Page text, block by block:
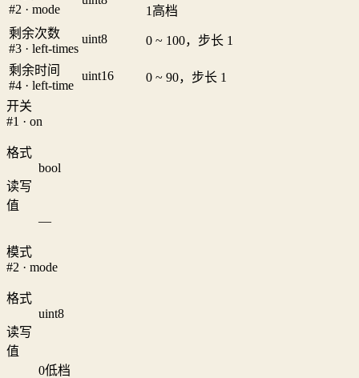
#2 · mode
1 高档
剩余次数
#3 · left-times
uint8 0 ~ 100，步长 1
剩余时间
#4 · left-time
uint16 0 ~ 90，步长 1
开关
#1 · on
格式
bool
读写
值
—
模式
#2 · mode
格式
uint8
读写
值
0低档